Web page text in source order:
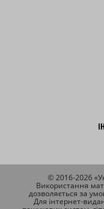
© 2016-2026
Використання
дозволяється за
Для інтернет-